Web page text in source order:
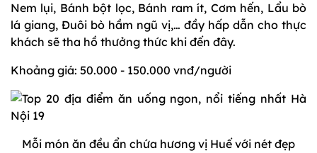
Nem lụi, Bánh bột lọc, Bánh ram ít, Cơm hến, Lẩu bò
lá giang, Đuôi bò hầm ngũ vị,… đầy hấp dẫn cho thực
khách sẽ tha hồ thưởng thức khi đến đây.
Khoảng giá: 50.000 - 150.000 vnđ/người
Mỗi món ăn đều ẩn chứa hương vị Huế với nét đẹp